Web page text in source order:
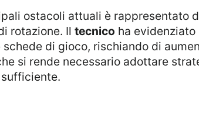
ostacoli attuali è rappresentato
rotazione. Il tecnico ha
di gioco, rischiando di
si rende necessario adottare